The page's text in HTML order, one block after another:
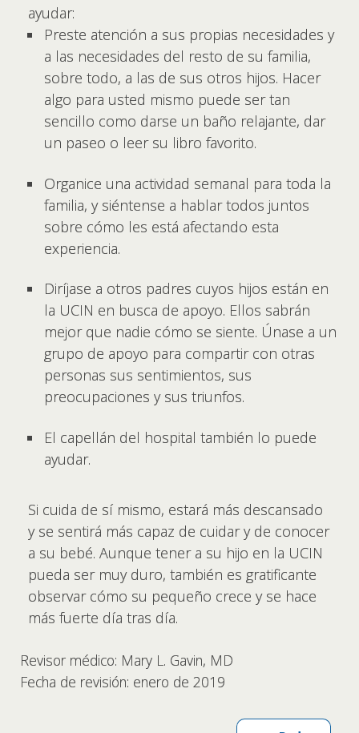
ayudar:
Preste atención a sus propias necesidades y
a las necesidades del resto de su familia,
sobre todo, a las de sus otros hijos. Hacer
algo para usted mismo puede ser tan
sencillo como darse un baño relajante, dar
un paseo o leer su libro favorito.
Organice una actividad semanal para toda la
familia, y siéntense a hablar todos juntos
sobre cómo les está afectando esta
experiencia.
Diríjase a otros padres cuyos hijos están en
la UCIN en busca de apoyo. Ellos sabrán
mejor que nadie cómo se siente. Únase a un
grupo de apoyo para compartir con otras
personas sus sentimientos, sus
preocupaciones y sus triunfos.
El capellán del hospital también lo puede
ayudar.
Si cuida de sí mismo, estará más descansado
y se sentirá más capaz de cuidar y de conocer
a su bebé. Aunque tener a su hijo en la UCIN
pueda ser muy duro, también es gratificante
observar cómo su pequeño crece y se hace
más fuerte día tras día.
Revisor médico: Mary L. Gavin, MD
Fecha de revisión: enero de 2019